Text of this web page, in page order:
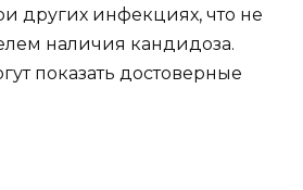
других инфекциях, что не
наличия кандидоза.
показать достоверные